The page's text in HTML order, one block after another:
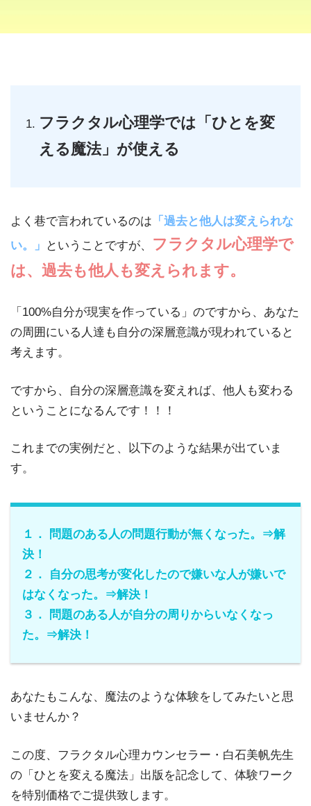
フラクタル心理学では「ひとを変
える魔法」が使える
よく巷で言われているのは 「過去と他人は変えられな
い。」
ということですが、
フラクタル心理学で
は、過去も他人も変えられます。
「100%自分が現実を作っている」のですから、あなた
の周囲にいる人達も自分の深層意識が現われていると
考えます。
ですから、自分の深層意識を変えれば、他人も変わる
ということになるんです！！！
これまでの実例だと、以下のような結果が出ていま
す。
１． 問題のある人の問題行動が無くなった。⇒解
決！
２． 自分の思考が変化したので嫌いな人が嫌いで
はなくなった。⇒解決！
３． 問題のある人が自分の周りからいなくなっ
た。⇒解決！
あなたもこんな、魔法のような体験をしてみたいと思
いませんか？
この度、フラクタル心理カウンセラー・白石美帆先生
の「ひとを変える魔法」出版を記念して、体験ワーク
を特別価格でご提供致します。